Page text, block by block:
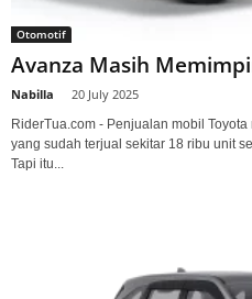
Otomotif
Avanza Masih
Nabilla 20 July 2025
RiderTua.com - Penjualan mobil
yang sudah terjual sekitar 18 ribu unit
Tapi itu...